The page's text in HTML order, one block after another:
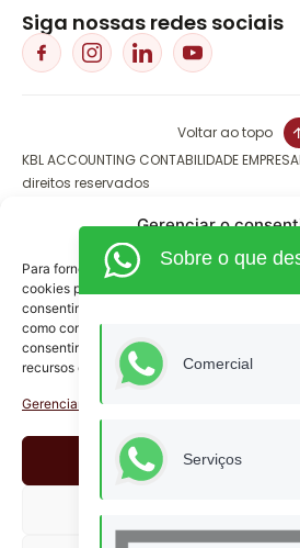
Gerenciar o
Para fornecer as melhores experiências,
cookies para armazenar e/ou acessar
consentimento para essas tecnologias nos
como comportamento de navegação ou IDs
consentir ou retirar o consentimento pode
recursos e funções.
Gerenciar serviços
Aceitar
Siga nossas redes sociais
KBL ACCOUNTING CONTABILIDADE
direitos reservados
Voltar ao topo
Sobre o que
Comercial
Serviços